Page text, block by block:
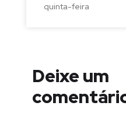
quinta-feira
Deixe um